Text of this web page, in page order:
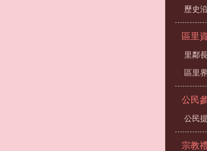
歷史
區里
里鄰
區里
公民
公民
宗教